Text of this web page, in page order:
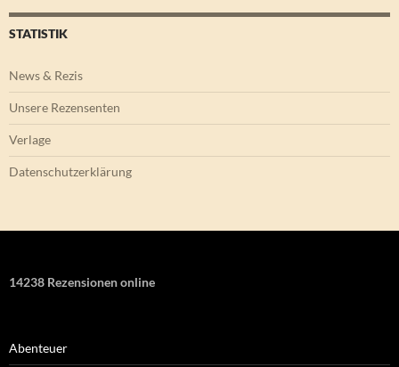
STATISTIK
News & Rezis
Unsere Rezensenten
Verlage
Datenschutzerklärung
14238 Rezensionen online
Abenteuer